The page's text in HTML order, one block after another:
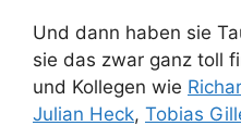
Und dann haben sie
sie das zwar ganz toll
und Kollegen wie
Julian Heck, Tobias